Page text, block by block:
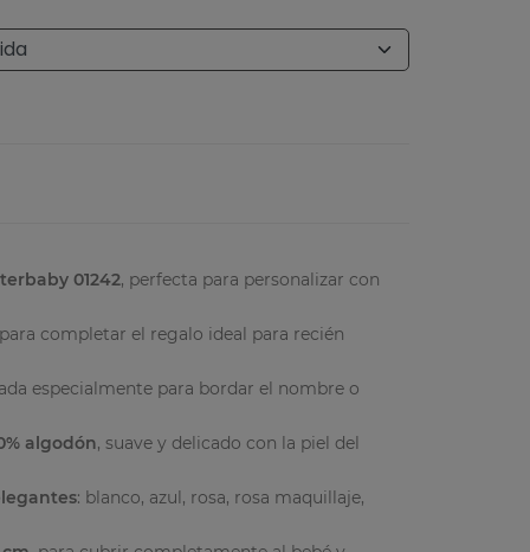
01242, perfecta para personalizar con
completar el regalo ideal para recién
especialmente para bordar el nombre o
algodón, suave y delicado con la piel del
: blanco, azul, rosa, rosa maquillaje,